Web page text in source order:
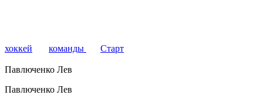
хоккей команды Старт
Павлюченко Лев
Павлюченко Лев